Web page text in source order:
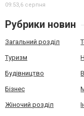
09:53,6 серпня
Рубрики новин
Загальний розділ
Туризм
Будівництво
Бізнес
Жіночий розділ